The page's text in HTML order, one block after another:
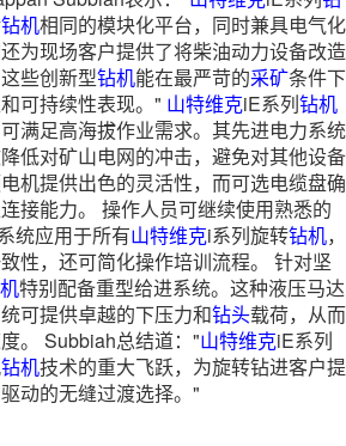
钻机相同的模块化平台，同时兼具电气化
为现场客户提供了将柴油动力设备改造
些创新型钻机能在最严苛的采矿条件下
可持续性表现。" 山特维克iE系列钻机
满足高海拔作业需求。其先进电力系统
低对矿山电网的冲击，避免对其他设备
机提供出色的灵活性，而可选电缆盘确
接能力。 操作人员可继续使用熟悉的
统应用于所有山特维克i系列旋转钻机，
性，还可简化操作培训流程。 针对坚
特别配备重型给进系统。这种液压马达
可提供卓越的下压力和钻头载荷，从而
。 Subbiah总结道："山特维克iE系列
钻机技术的重大飞跃，为旋转钻进客户提
动的无缝过渡选择。"